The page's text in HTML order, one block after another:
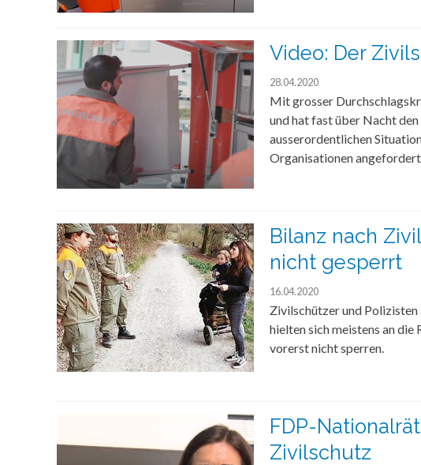
Video: Der
28.04.2020
Mit grosser
und hat fast über Nacht
ausserordentlichen
Organisationen angefordert.
Bilanz nach
nicht gesperrt
16.04.2020
Zivilschützer und Polizisten
hielten sich meistens an
vorerst nicht sperren.
FDP-
Zivilschutz